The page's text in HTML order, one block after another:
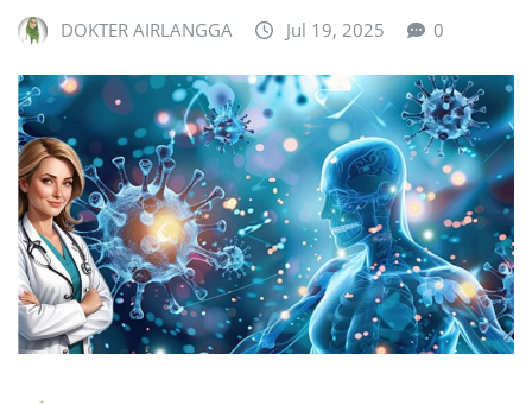
DOKTER AIRLANGGA Jul 19, 2025 0